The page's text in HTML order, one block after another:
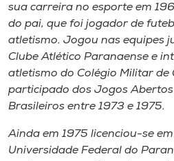
sua carreira no esporte em
do pai, que foi jogador de
atletismo. Jogou nas equipes
Clube Atlético Paranaense e
atletismo do Colégio Militar de
participado dos Jogos
Brasileiros entre 1973 e 1975.
Ainda em 1975 licenciou-se
Universidade Federal do